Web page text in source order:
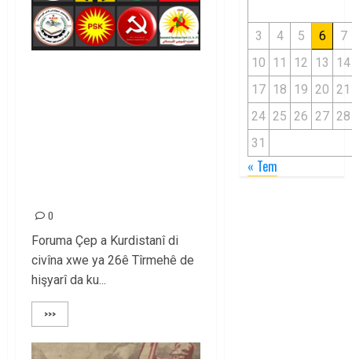
0
Foruma Çep a Kurdistanî di
civîna xwe ya 26ê Tîrmehê de
hişyarî da ku...
>>>
3 4 5 6
7
10 11 12 13
14
17 18 19 20 21
24 25 26 27 28
31
« Tem